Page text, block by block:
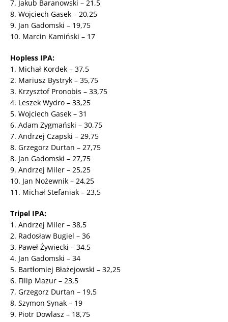
7. Jakub Baranowski – 21,5
8. Wojciech Gasek – 20,25
9. Jan Gadomski – 19,75
10. Marcin Kamiński – 17
Hopless IPA:
1. Michał Kordek – 37,5
2. Mariusz Bystryk – 35,75
3. Krzysztof Pronobis – 33,75
4. Leszek Wydro – 33,25
5. Wojciech Gasek – 31
6. Adam Zygmański – 30,75
7. Andrzej Czapski – 29,75
8. Grzegorz Durtan – 27,75
8. Jan Gadomski – 27,75
9. Andrzej Miler – 25,25
10. Jan Nożewnik – 24,25
11. Michał Stefaniak – 23,5
Tripel IPA:
1. Andrzej Miler – 38,5
2. Radosław Bugiel – 36
3. Paweł Żywiecki – 34,5
4. Jan Gadomski – 34
5. Bartłomiej Błażejowski – 32,25
6. Filip Mazur – 23,5
7. Grzegorz Durtan – 19,5
8. Szymon Synak – 19
9. Piotr Dowlasz – 18,75